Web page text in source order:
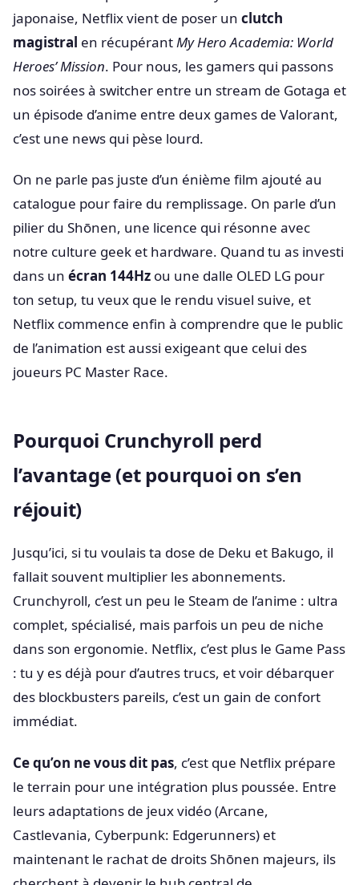
japonaise, Netflix vient de poser un clutch
magistral en récupérantMy Hero Academia: World
Heroes’ Mission. Pour nous, les gamers qui passons
nos soirées à switcher entre un stream de Gotaga et
un épisode d’anime entre deux games de Valorant,
c’est une news qui pèse lourd.
On ne parle pas juste d’un énième film ajouté au
catalogue pour faire du remplissage. On parle d’un
pilier du Shōnen, une licence qui résonne avec
notre culture geek et hardware. Quand tu as investi
dans un écran 144Hz ou une dalle OLED LG pour
ton setup, tu veux que le rendu visuel suive, et
Netflix commence enfin à comprendre que le public
de l’animation est aussi exigeant que celui des
joueurs PC Master Race.
Pourquoi Crunchyroll perd
l’avantage (et pourquoi on s’en
réjouit)
Jusqu’ici, si tu voulais ta dose de Deku et Bakugo, il
fallait souvent multiplier les abonnements.
Crunchyroll, c’est un peu le Steam de l’anime : ultra
complet, spécialisé, mais parfois un peu de niche
dans son ergonomie. Netflix, c’est plus le Game Pass
: tu y es déjà pour d’autres trucs, et voir débarquer
des blockbusters pareils, c’est un gain de confort
immédiat.
Ce qu’on ne vous dit pas, c’est que Netflix prépare
le terrain pour une intégration plus poussée. Entre
leurs adaptations de jeux vidéo (Arcane,
Castlevania, Cyberpunk: Edgerunners) et
maintenant le rachat de droits Shōnen majeurs, ils